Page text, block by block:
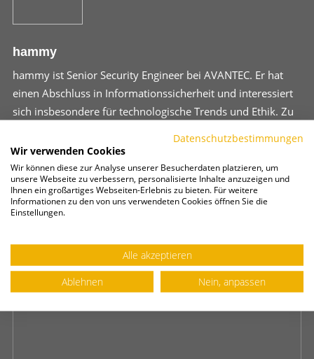
hammy
hammy ist Senior Security Engineer bei AVANTEC. Er hat
einen Abschluss in Informationssicherheit und interessiert
sich insbesondere für technologische Trends und Ethik. Zu
IronPort.
KOMMENTIEREN
Datenschutzbestimmungen
Wir verwenden Cookies
Wir können diese zur Analyse unserer Besucherdaten platzieren, um
unsere Webseite zu verbessern, personalisierte Inhalte anzuzeigen und
Ihnen ein großartiges Webseiten-Erlebnis zu bieten. Für weitere
Informationen zu den von uns verwendeten Cookies öffnen Sie die
Einstellungen.
Alle akzeptieren
Ablehnen
Nein, anpassen